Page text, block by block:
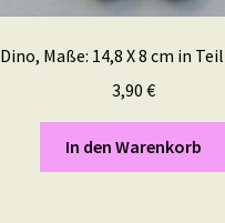
Dino, Maße: 14,8 X 8 cm in
3,90 €
In den Warenkorb